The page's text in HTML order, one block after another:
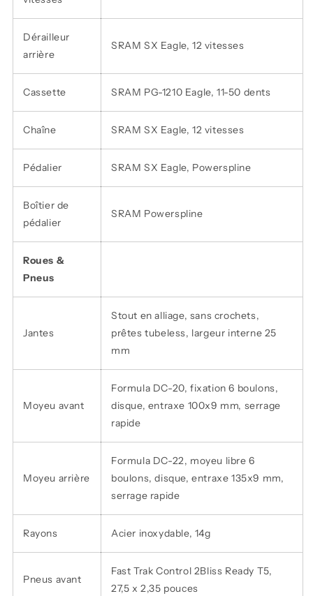
Dérailleur
arrière
SRAM SX Eagle, 12 vitesses
Cassette SRAM PG-1210 Eagle, 11-50 dents
Chaîne SRAM SX Eagle, 12 vitesses
Pédalier SRAM SX Eagle, Powerspline
Boîtier de
pédalier
SRAM Powerspline
Roues &
Pneus
Jantes
Stout en alliage, sans crochets,
prêtes tubeless, largeur interne 25
mm
Moyeu avant
Formula DC-20, fixation 6 boulons,
disque, entraxe 100x9 mm, serrage
rapide
Moyeu arrière
Formula DC-22, moyeu libre 6
boulons, disque, entraxe 135x9 mm,
serrage rapide
Rayons Acier inoxydable, 14g
Pneus avant
Fast Trak Control 2Bliss Ready T5,
27,5 x 2,35 pouces